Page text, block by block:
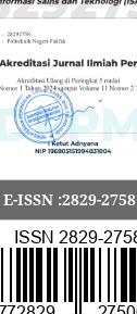
E-ISSN :2829-2758